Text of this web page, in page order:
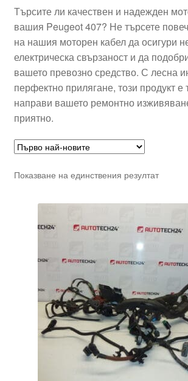
Транспорт
Търсите ли качествен и надежден
вашия Peugeot 407? Не търсете
на нашия моторен кабел да осигури
електрическа свързаност и да
вашето превозно средство. С лесна
перфектно прилягане, този продукт е
направи вашето ремонтно
приятно.
Показване на единствения резултат